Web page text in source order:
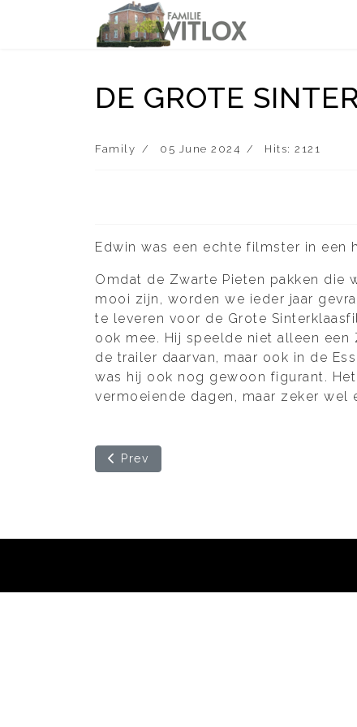
DE GROTE
Family 05 June 2024 Hits: 2121
Edwin was een echte filmster in een
Omdat de Zwarte Pieten pakken die
mooi zijn, worden we ieder jaar
te leveren voor de Grote
ook mee. Hij speelde niet alleen een
de trailer daarvan, maar ook in de
was hij ook nog gewoon figurant.
vermoeiende dagen, maar zeker wel
Previous article: Edwin de goed
Prev